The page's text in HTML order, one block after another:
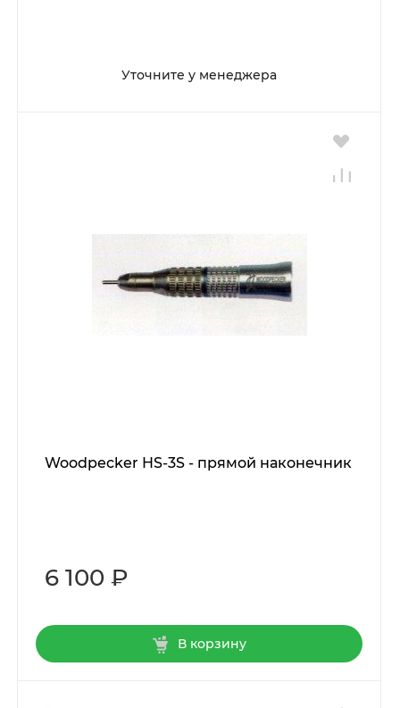
Уточните у менеджера
Woodpecker HS-3S - прямой наконечник
6 100 ₽
В корзину